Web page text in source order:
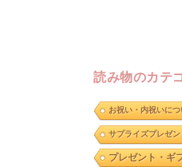
読み物のカテ
お祝い・内祝いに
サプライズプレゼン
プレゼント・ギ